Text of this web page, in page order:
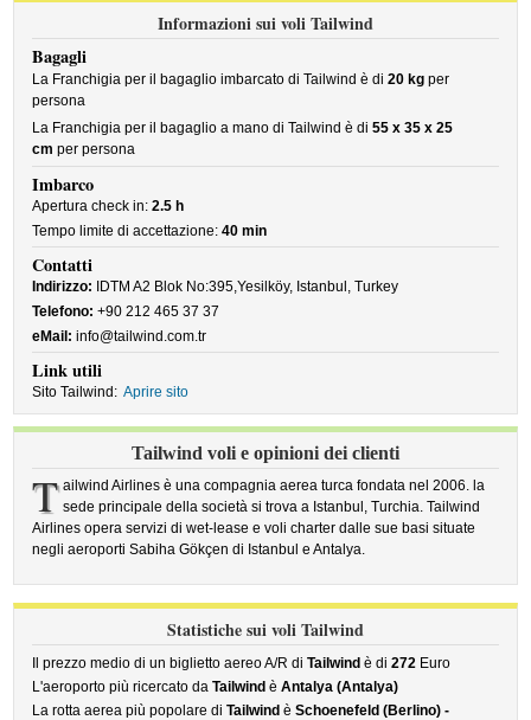
Informazioni sui voli Tailwind
Bagagli
La Franchigia per il bagaglio imbarcato di Tailwind è di20 kg per
persona
La Franchigia per il bagaglio a mano di Tailwind è di55 x 35 x 25
cm per persona
Imbarco
Apertura check in:2.5 h
Tempo limite di accettazione:40 min
Contatti
Indirizzo: IDTM A2 Blok No:395,Yesilköy, Istanbul, Turkey
Telefono: +90 212 465 37 37
eMail: info@tailwind.com.tr
Link utili
Sito Tailwind: Aprire sito
Tailwind voli e opinioni dei clienti
T ailwind Airlines è una compagnia aerea turca fondata nel 2006. la
sede principale della società si trova a Istanbul, Turchia. Tailwind
Airlines opera servizi di wet-lease e voli charter dalle sue basi situate
negli aeroporti Sabiha Gökçen di Istanbul e Antalya.
Statistiche sui voli Tailwind
Il prezzo medio di un biglietto aereo A/R diTailwind è di272 Euro
L'aeroporto più ricercato daTailwind èAntalya (Antalya)
La rotta aerea più popolare diTailwind èSchoenefeld (Berlino) -